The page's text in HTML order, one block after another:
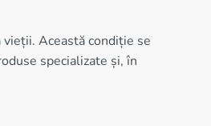
Această condiție se
specializate și, în